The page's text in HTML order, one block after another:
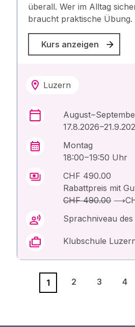
überall. Wer im Alltag
braucht praktische
Kurs anzeigen
Luzern
August –
17.8.2026
Montag
18:00 – 19:50 Uhr
CHF 490.00
Rabattpreis mit
CHF 490.00⟶
Sprachniveau des
Klubschule
1 2 3 4